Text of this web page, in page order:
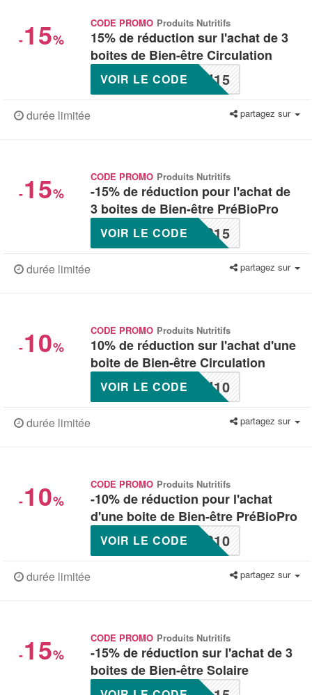
-15%
CODE PROMO Produits Nutritifs
15% de réduction sur l'achat de 3
boites de Bien-être Circulation
U15
VOIR LE CODE
durée limitée partagez sur
-15%
CODE PROMO Produits Nutritifs
-15% de réduction pour l'achat de
3 boites de Bien-être PréBioPro
P15
VOIR LE CODE
durée limitée partagez sur
-10%
CODE PROMO Produits Nutritifs
10% de réduction sur l'achat d'une
boite de Bien-être Circulation
U10
VOIR LE CODE
durée limitée partagez sur
-10%
CODE PROMO Produits Nutritifs
-10% de réduction pour l'achat
d'une boite de Bien-être PréBioPro
P10
VOIR LE CODE
durée limitée partagez sur
-15%
CODE PROMO Produits Nutritifs
-15% de réduction sur l'achat de 3
boites de Bien-être Solaire